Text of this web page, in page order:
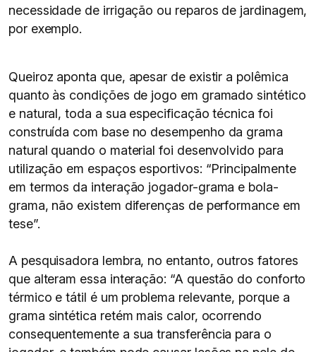
necessidade de irrigação ou reparos de jardinagem,
por exemplo.
Queiroz aponta que, apesar de existir a polêmica
quanto às condições de jogo em gramado sintético
e natural, toda a sua especificação técnica foi
construída com base no desempenho da grama
natural quando o material foi desenvolvido para
utilização em espaços esportivos: “Principalmente
em termos da interação jogador-grama e bola-
grama, não existem diferenças de performance em
tese”.
A pesquisadora lembra, no entanto, outros fatores
que alteram essa interação: “A questão do conforto
térmico e tátil é um problema relevante, porque a
grama sintética retém mais calor, ocorrendo
consequentemente a sua transferência para o